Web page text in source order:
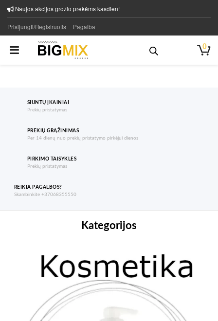
Naujos akcijos grožio prekėms kasdien!
Prisijungti/Registruotis Pagalba
0
SIUNTŲ ĮKAINIAI
Prekių pristatymas
PREKIŲ GRĄŽINIMAS
Per 14 dienų nuo prekių pristatymo pirkėjui dienos
PIRKIMO TAISYKLES
Prekių pristatymas
REIKIA PAGALBOS?
Skambinkite +37068355550
Kategorijos